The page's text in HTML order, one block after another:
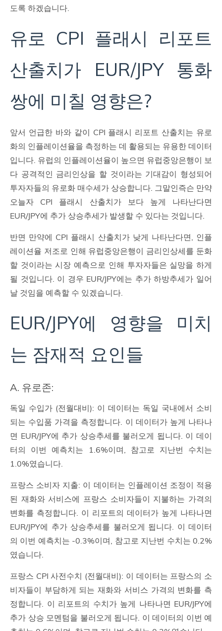
도록 하겠습니다.
유로 CPI 플래시 리포트
산출치가 EUR/JPY 통화
쌍에 미칠 영향은?
앞서 언급한 바와 같이 CPI 플래시 리포트 산출치는 유로
화의 인플레이션율을 측정하는 데 활용되는 유용한 데이터
입니다. 유럽의 인플레이션율이 높으면 유럽중앙은행이 보
다 공격적인 금리인상을 할 것이라는 기대감이 형성되어
투자자들의 유로화 매수세가 상승합니다. 그말인즉슨 만약
오늘자 CPI 플래시 산출치가 보다 높게 나타난다면
EUR/JPY에 추가 상승추세가 발생할 수 있다는 것입니다.
반면 만약에 CPI 플래시 산출치가 낮게 나타난다면, 인플
레이션율 저조로 인해 유럽중앙은행이 금리인상세를 둔화
할 것이라는 시장 예측으로 인해 투자자들은 실망을 하게
될 것입니다. 이 경우 EUR/JPY에는 추가 하방추세가 일어
날 것임을 예측할 수 있겠습니다.
EUR/JPY에 영향을 미치
는 잠재적 요인들
A. 유로존:
독일 수입가 (전월대비): 이 데이터는 독일 국내에서 소비
되는 수입품 가격을 측정합니다. 이 데이터가 높게 나타나
면 EUR/JPY에 추가 상승추세를 불러오게 됩니다. 이 데이
터의 이번 예측치는 1.6%이며, 참고로 지난번 수치는
1.0%였습니다.
프랑스 소비자 지출: 이 데이터는 인플레이션 조정이 적용
된 재화와 서비스에 프랑스 소비자들이 지불하는 가격의
변화를 측정합니다. 이 리포트의 데이터가 높게 나타나면
EUR/JPY에 추가 상승추세를 불러오게 됩니다. 이 데이터
의 이번 예측치는 -0.3%이며, 참고로 지난번 수치는 0.2%
였습니다.
프랑스 CPI 사전수치 (전월대비): 이 데이터는 프랑스의 소
비자들이 부담하게 되는 재화와 서비스 가격의 변화를 측
정합니다. 이 리포트의 수치가 높게 나타나면 EUR/JPY에
추가 상승 모멘텀을 불러오게 됩니다. 이 데이터의 이번 예